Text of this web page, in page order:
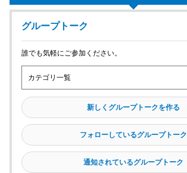
グループトークを見る
タイムラインを見る
グループトーク
誰でも気軽にご参加ください。
新しくグループトークを作る
フォローしているグループトーク
通知されているグループトーク